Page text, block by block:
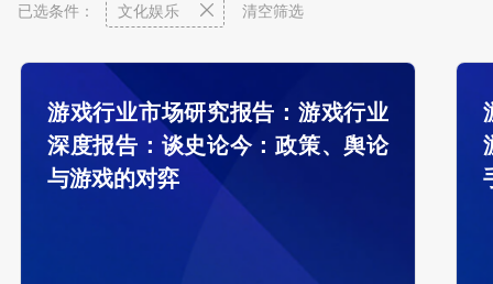
已选条件： 文化娱乐 清空筛选
游戏行业市场研究报告：游戏行业
深度报告：谈史论今：政策、舆论
与游戏的对弈